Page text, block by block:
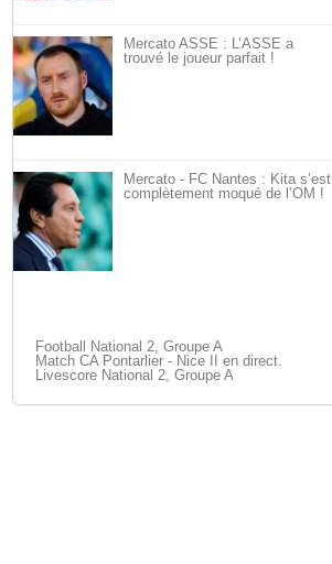
Mercato ASSE : L’ASSE a
trouvé le joueur parfait !
Mercato - FC Nantes : Kita s’est
complètement moqué de l’OM !
Football National 2, Groupe A
Match CA Pontarlier - Nice II en direct.
Livescore National 2, Groupe A